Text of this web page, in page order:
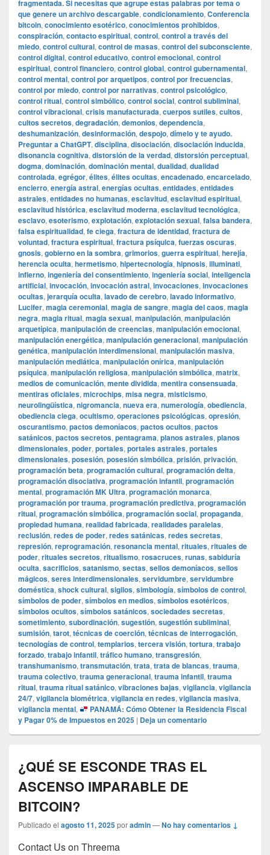
fragmentada. Si necesitas que agrupe estas palabras por tema o
que genere un archivo descargable, condicionamiento, Conferencia
bitcoin, conocimiento esotérico, conocimientos prohibidos,
conspiración, contacto espiritual, control, control a través del
miedo, control cultural, control de masas, control del subconsciente,
control digital, control educativo, control emocional, control
espiritual, control financiero, control global, control gubernamental,
control mental, control por arquetipos, control por frecuencias,
control por miedo, control por narrativas, control psicológico,
control ritual, control simbólico, control social, control subliminal,
control vibracional, crisis manufacturada, cuerpos sutiles, cultos,
cultos secretos, degradación, demonios, dependencia,
deshumanización, desinformación, despojo, dímelo y te ayudo.
Preguntar a ChatGPT, disciplina, disociación, disociación inducida,
disonancia cognitiva, distorsión de la verdad, distorsión perceptual,
dogma, dominación, dominación mental, dualidad, dualidad
controlada, egrégor, élites, élites ocultas, encadenado, encarcelado,
encierro, energía astral, energías ocultas, entidades, entidades
astrales, entidades no humanas, esclavitud, esclavitud espiritual,
esclavitud histórica, esclavitud moderna, esclavitud tecnológica,
esclavo, esoterismo, explotación, explotación sexual, falsa bandera,
falsa espiritualidad, fe ciega, fractura de identidad, fractura de
voluntad, fractura espiritual, fractura psíquica, fuerzas oscuras,
gnosis, gobierno en la sombra, grimorios, guerra espiritual, herejía,
herencia oculta, hermetismo, hipertecnología, hipnosis, illuminati,
infierno, ingeniería del consentimiento, ingeniería social, inteligencia
artificial, invocación, invocación astral, invocaciones, invocaciones
ocultas, jerarquía oculta, lavado de cerebro, lavado informativo,
Lucifer, magia ceremonial, magia de sangre, magia del caos, magia
negra, magia ritual, magia sexual, manipulación, manipulación
arquetípica, manipulación de creencias, manipulación emocional,
manipulación energética, manipulación generacional, manipulación
genética, manipulación interdimensional, manipulación masiva,
manipulación mediática, manipulación onírica, manipulación
psíquica, manipulación religiosa, manipulación simbólica, matrix,
medios de comunicación, mente dividida, mentira consensuada,
mentiras oficiales, microchips, misa negra, misticismo,
neurolingüística, nigromancia, nueva era, numerología, obediencia,
obediencia ciega, ocultismo, operaciones psicológicas, opresión,
oscurantismo, pactos demoníacos, pactos ocultos, pactos
satánicos, pactos secretos, pentagrama, planos astrales, planos
dimensionales, poder, portales, portales astrales, portales
dimensionales, posesión, posesión simbólica, prisión, privación,
programación beta, programación cultural, programación delta,
programación disociativa, programación infantil, programación
mental, programación MK Ultra, programación monarca,
programación por trauma, programación predictiva, programación
ritual, programación simbólica, programación social, propaganda,
propiedad humana, realidad fabricada, realidades paralelas,
reclusión, redes de poder, redes satánicas, redes secretas,
represión, reprogramación, resonancia mental, rituales, rituales de
poder, rituales secretos, ritualismo, rosacruces, runas, sabiduría
oculta, sacrificios, satanismo, sectas, sellos demoníacos, sellos
mágicos, seres interdimensionales, servidumbre, servidumbre
doméstica, shock cultural, sigilos, simbología, símbolos de control,
símbolos de poder, símbolos en medios, símbolos esotéricos,
símbolos ocultos, símbolos satánicos, sociedades secretas,
sometimiento, subordinación, sugestión, sugestión subliminal,
sumisión, tarot, técnicas de coerción, técnicas de interrogación,
tecnologías de control, templarios, tercera visión, tortura, trabajo
forzado, trabajo infantil, tráfico humano, transgresión,
transhumanismo, transmutación, trata, trata de blancas, trauma,
trauma colectivo, trauma generacional, trauma infantil, trauma
ritual, trauma ritual satánico, vibraciones bajas, vigilancia, vigilancia
24/7, vigilancia biométrica, vigilancia en redes, vigilancia masiva,
vigilancia mental,
PANAMÁ: Cómo Obtener la Residencia Fiscal
y Pagar 0% de Impuestos en 2025 | Deja un comentario
¿QUÉ SE ESCONDE TRAS EL
ASCENSO IMPARABLE DE
BITCOIN?
Publicado el agosto 11, 2025poradmin—No hay comentarios ↓
Contact Us on Threema